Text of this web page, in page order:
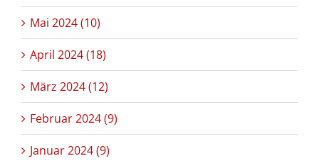
Mai 2024 (10)
April 2024 (18)
März 2024 (12)
Februar 2024 (9)
Januar 2024 (9)